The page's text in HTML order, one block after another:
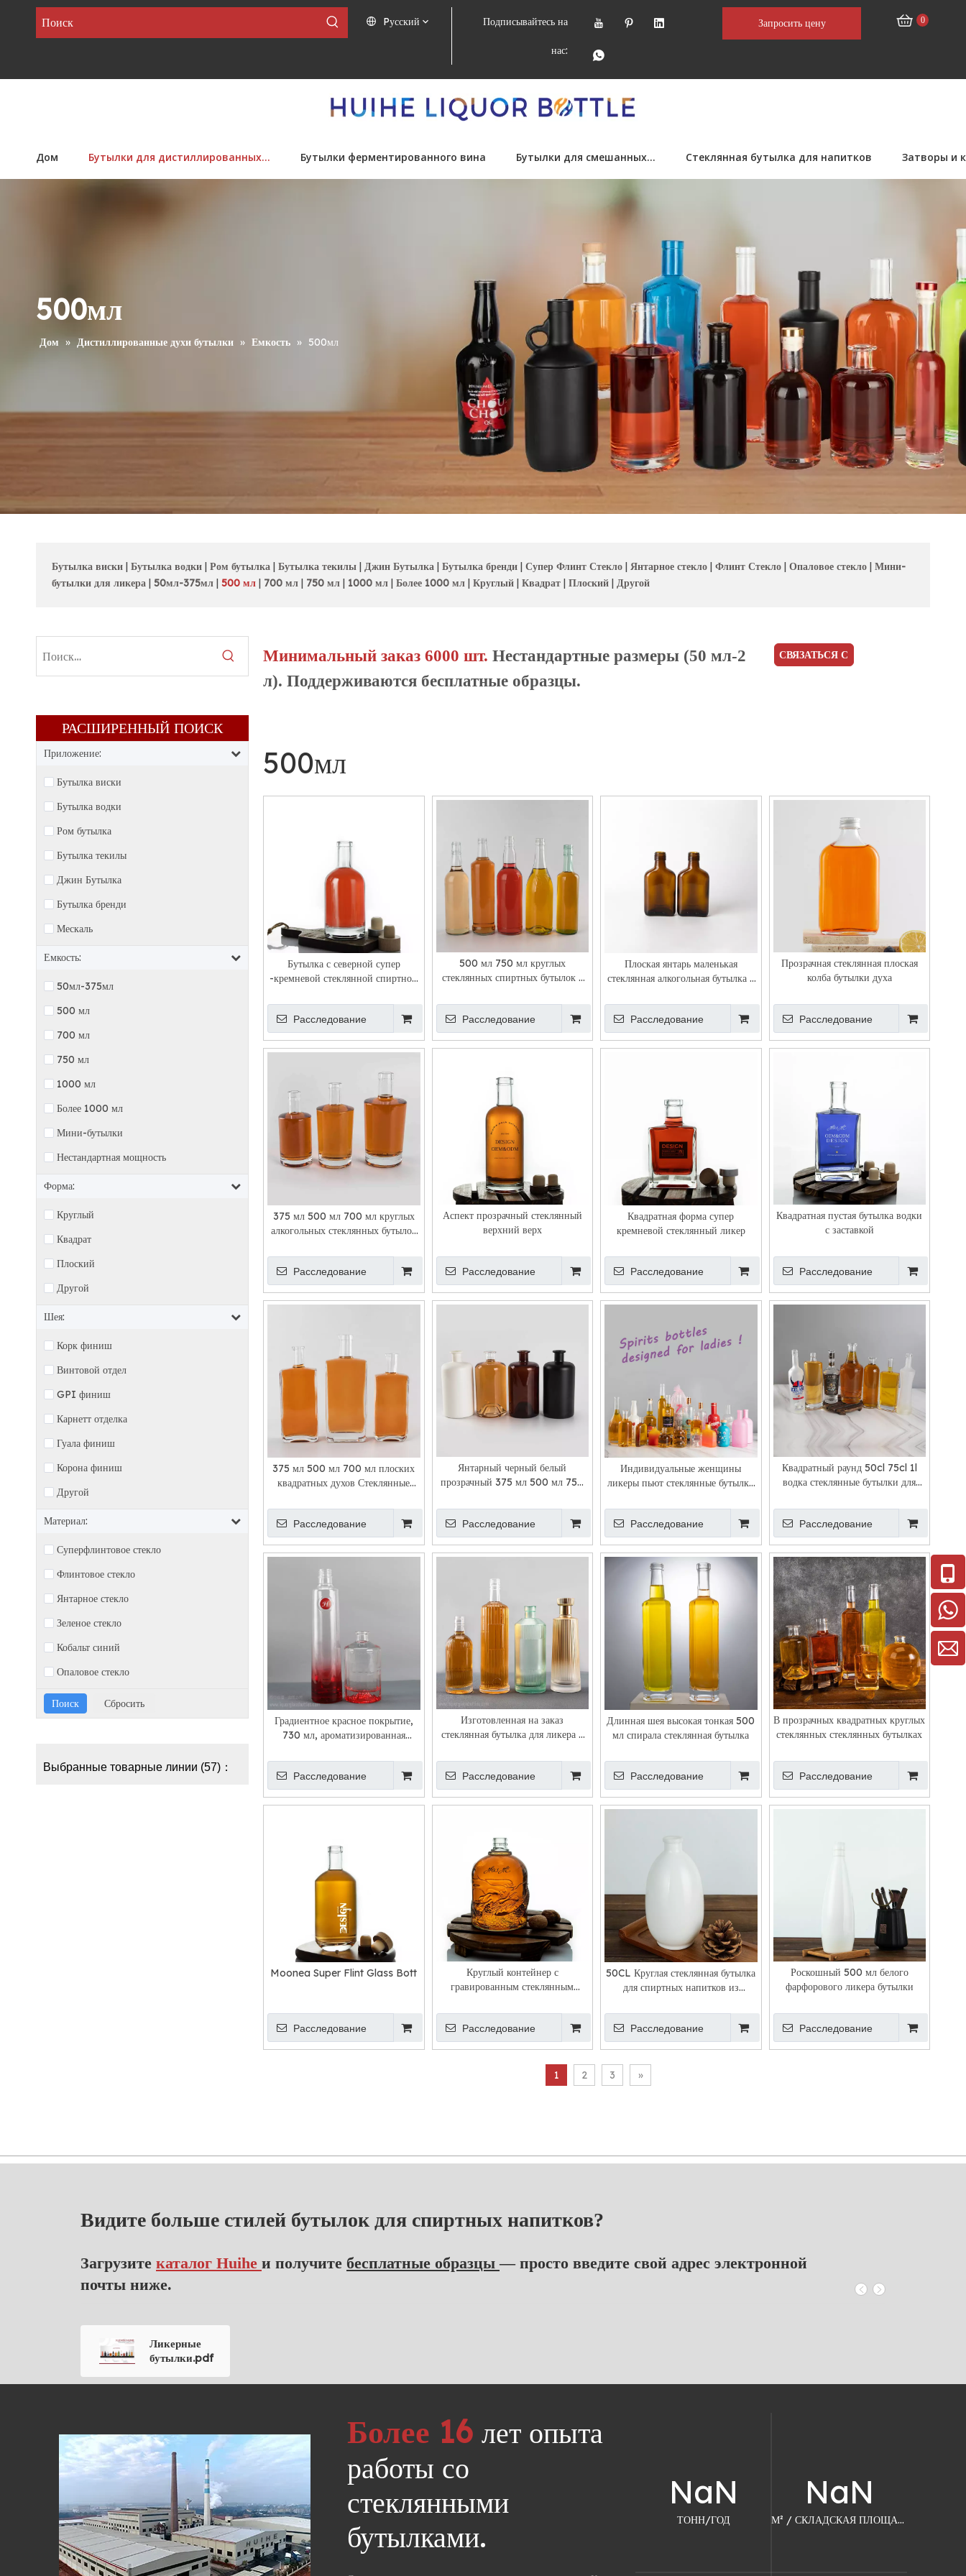
Pусский Подписывайтесь на
нас:
Запросить цену 0
Дом Бутылки для дистиллированных... Бутылки ферментированного вина Бутылки для смешанных... Стеклянная бутылка для напитков Затворы и
500мл
Дом » Дистиллированные духи бутылки » Емкость » 500мл
Бутылка виски | Бутылка водки | Ром бутылка | Бутылка текилы | Джин Бутылка | Бутылка бренди | Супер Флинт Стекло | Янтарное стекло | Флинт Стекло | Опаловое стекло | Мини-
бутылки для ликера | 50мл-375мл | 500 мл | 700 мл | 750 мл | 1000 мл | Более 1000 мл | Круглый | Квадрат | Плоский | Другой
Минимальный заказ 6000 шт. Нестандартные размеры (50 мл-2
л). Поддерживаются бесплатные образцы.
СВЯЗАТЬСЯ С
РАСШИРЕННЫЙ ПОИСК​​​​​​​
Приложение:
Бутылка виски
Бутылка водки
Ром бутылка
Бутылка текилы
Джин Бутылка
Бутылка бренди
Мескаль
Емкость:
50мл-375мл
500 мл
700 мл
750 мл
1000 мл
Более 1000 мл
Мини-бутылки
Нестандартная мощность
Форма:
Круглый
Квадрат
Плоский
Другой
Шея:
Корк финиш
Винтовой отдел
GPI финиш
Карнетт отделка
Гуала финиш
Корона финиш
Другой
Материал:
Суперфлинтовое стекло
Флинтовое стекло
Янтарное стекло
Зеленое стекло
Кобальт синий
Опаловое стекло
Выбранные товарные линии (57)：
500мл
Бутылка с северной супер
-кремневой стеклянной спиртной
Расследование
500 мл 750 мл круглых
стеклянных спиртных бутылок с
Расследование
Плоская янтарь маленькая
стеклянная алкогольная бутылка с
Расследование
Прозрачная стеклянная плоская
колба бутылки духа
Расследование
375 мл 500 мл 700 мл круглых
алкогольных стеклянных бутылок
Расследование
Аспект прозрачный стеклянный
верхний верх
Расследование
Квадратная форма супер
кремневой стеклянный ликер
Расследование
Квадратная пустая бутылка водки
с заставкой
Расследование
375 мл 500 мл 700 мл плоских
квадратных духов Стеклянные
Расследование
Янтарный черный белый
прозрачный 375 мл 500 мл 750
бутылки
Расследование
Индивидуальные женщины
ликеры пьют стеклянные бутылки
Расследование
Квадратный раунд 50cl 75cl 1l
водка стеклянные бутылки для
Расследование
Градиентное красное покрытие,
730 мл, ароматизированная
стеклянная упаковка для водки и
джина
Расследование
Изготовленная на заказ
стеклянная бутылка для ликера с
ребристой полоской с областью
этикетки
Расследование
Длинная шея высокая тонкая 500
мл спирала стеклянная бутылка
Расследование
В прозрачных квадратных круглых
стеклянных стеклянных бутылках
Расследование
Moonea Super Flint Glass Bott
Расследование
Круглый контейнер с
гравированным стеклянным
Расследование
50CL Круглая стеклянная бутылка
для спиртных напитков из
Расследование
Роскошный 500 мл белого
фарфорового ликера бутылки
Расследование
1 2 3 »
Видите больше стилей бутылок для спиртных напитков?
Загрузите каталог Huihe и получите бесплатные образцы— просто введите свой адрес электронной
почты ниже.
Ликерные
бутылки.pdf
Более 16лет опыта
работы со
стеклянными
бутылками. ​​​​​​
NaN
ТОНН/ГОД​​​​​​​
NaN
М² / СКЛАДСКАЯ ПЛОЩАДЬ​​​​​​​